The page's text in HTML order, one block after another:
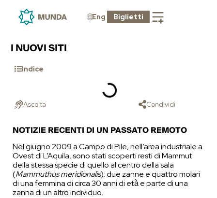
Eng Biglietti
I NUOVI SITI
Ascolta Condividi
Indice
NOTIZIE RECENTI DI UN PASSATO REMOTO
Nel giugno 2009 a Campo di Pile, nell’area industriale a
Ovest di L’Aquila, sono stati scoperti resti di Mammut
della stessa specie di quello al centro della sala
(Mammuthus meridionalis): due zanne e quattro molari
di una femmina di circa 30 anni di età̀ e parte di una
zanna di un altro individuo.